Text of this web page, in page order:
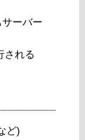
ーバー
される
ど)